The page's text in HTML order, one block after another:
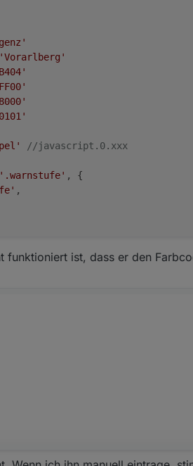
'Vorarlberg'
//javascript.0.xxx
'.warnstufe' , {
,
funktioniert ist, dass er den